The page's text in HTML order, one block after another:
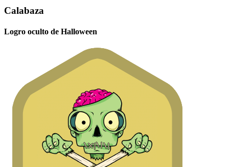
Calabaza
Logro oculto de Halloween